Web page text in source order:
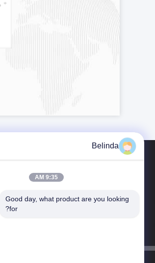
هاتف：86-150-93112546
Belinda
9:35 AM
Good day, what product are you looking
for?